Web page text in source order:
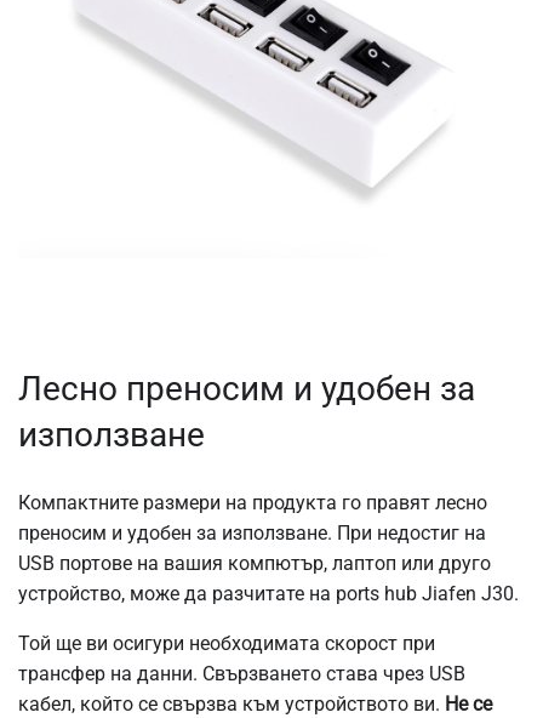
Лесно преносим и удобен за
използване
Компактните размери на продукта го правят лесно
преносим и удобен за използване. При недостиг на
USB портове на вашия компютър, лаптоп или друго
устройство, може да разчитате на ports hub Jiafen J30.
Той ще ви осигури необходимата скорост при
трансфер на данни. Свързването става чрез USB
кабел, който се свързва към устройството ви. Не се